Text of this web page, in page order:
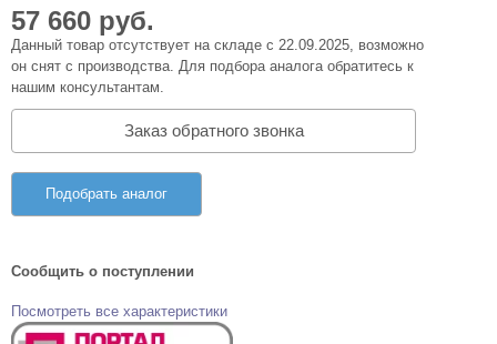
57 660 руб.
Данный товар отсутствует на складе с 22.09.2025, возможно
он снят с производства. Для подбора аналога обратитесь к
нашим консультантам.
Заказ обратного звонка
Подобрать аналог
Сообщить о поступлении
Посмотреть все характеристики